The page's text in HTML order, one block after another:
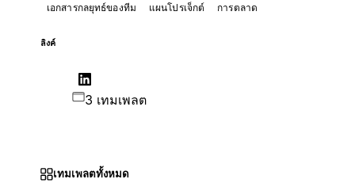
เอกสารกลยุทธ์ของทีม แผนโปรเจ็กต์ การตลาด
ลิงค์
3 เทมเพลต
เทมเพลตทั้งหมด